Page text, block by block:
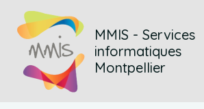
contenu
MMIS - Services
informatiques
Montpellier